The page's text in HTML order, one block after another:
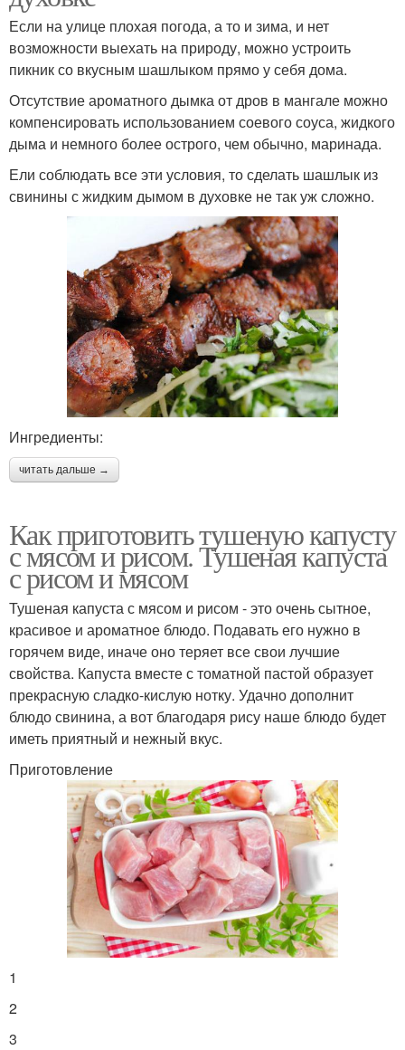
Если на улице плохая погода, а то и зима, и нет
возможности выехать на природу, можно устроить
пикник со вкусным шашлыком прямо у себя дома.
Отсутствие ароматного дымка от дров в мангале можно
компенсировать использованием соевого соуса, жидкого
дыма и немного более острого, чем обычно, маринада.
Ели соблюдать все эти условия, то сделать шашлык из
свинины с жидким дымом в духовке не так уж сложно.
Ингредиенты:
читать дальше →
Как приготовить тушеную капусту
с мясом и рисом. Тушеная капуста
с рисом и мясом
Тушеная капуста с мясом и рисом - это очень сытное,
красивое и ароматное блюдо. Подавать его нужно в
горячем виде, иначе оно теряет все свои лучшие
свойства. Капуста вместе с томатной пастой образует
прекрасную сладко-кислую нотку. Удачно дополнит
блюдо свинина, а вот благодаря рису наше блюдо будет
иметь приятный и нежный вкус.
Приготовление
1
2
3